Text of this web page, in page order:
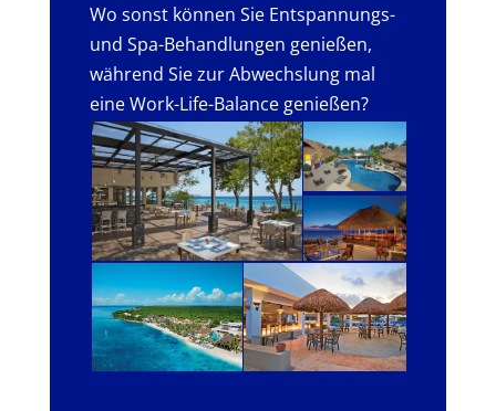
Wo sonst können Sie Entspannungs-
und Spa-Behandlungen genießen,
während Sie zur Abwechslung mal
eine Work-Life-Balance genießen?